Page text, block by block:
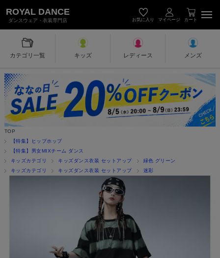
ROYAL DANCE キッズダンス衣装・レディース＆メ
ダンスウェア・衣装専門店 お気に入り マイページ カート
カテゴリ一覧 キッズ レディース メンズ
TOP
【特集】ヒップホップ
【特集】男女MIXチーム ダンス
キッズカテゴリ
キッズダンス衣装 セットアップ
緑色 グリーン
キッズカテゴリ
キッズダンス衣装 セットアップ 迷彩